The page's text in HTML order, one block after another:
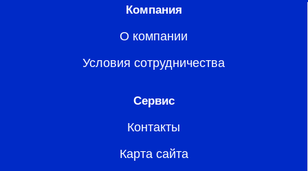
Компания
О компании
Условия сотрудничества
Сервис
Контакты
Карта сайта